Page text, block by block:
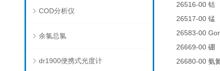
COD分析仪
余氯总氯
dr1900便携式光度计
26516-00 钴
26517-00 锰
26583-00
26669-00 硼
26680-00 氨